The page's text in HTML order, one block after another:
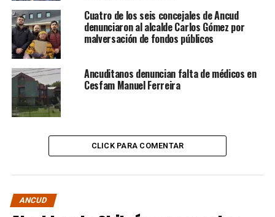
Cuatro de los seis concejales de Ancud
denunciaron al alcalde Carlos Gómez por
malversación de fondos públicos
Ancuditanos denuncian falta de médicos en
Cesfam Manuel Ferreira
CLICK PARA COMENTAR
ANCUD